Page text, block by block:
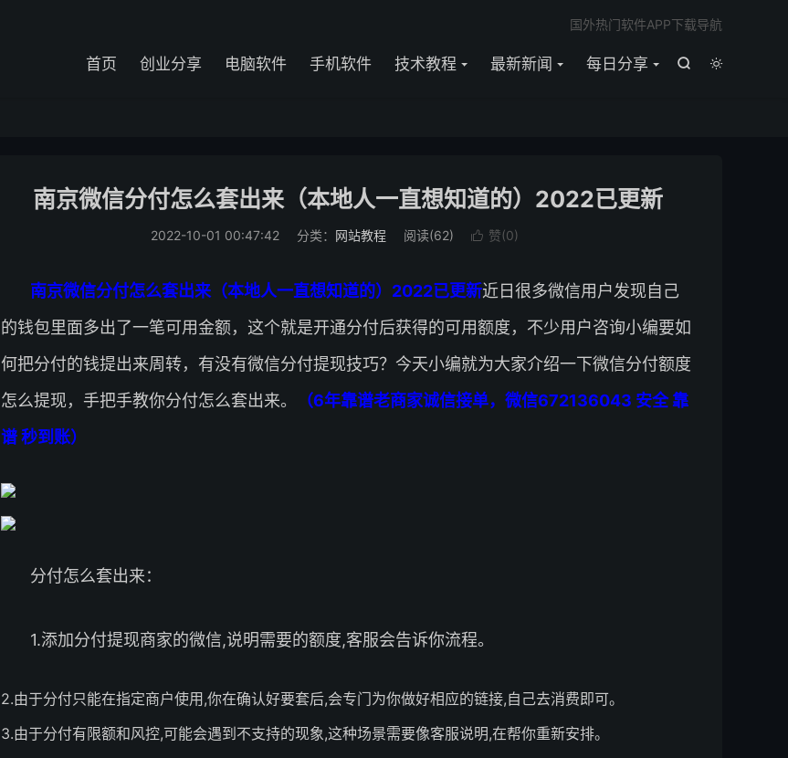


首页 创业分享 电脑软件 手机软件 技术教程 最新新闻 每日分享
国外热门软件APP下载导航
南京微信分付怎么套出来（本地人一直想知道的）2022已更新
2022-10-01 00:47:42 分类： 网站教程 阅读(62)  赞(0)
南京微信分付怎么套出来（本地人一直想知道的）2022已更新近日很多微信用户发现自己
的钱包里面多出了一笔可用金额，这个就是开通分付后获得的可用额度，不少用户咨询小编要如
何把分付的钱提出来周转，有没有微信分付提现技巧？今天小编就为大家介绍一下微信分付额度
怎么提现，手把手教你分付怎么套出来。
（6年靠谱老商家诚信接单，微信672136043 安全 靠
谱 秒到账）
分付怎么套出来：
1.添加分付提现商家的微信,说明需要的额度,客服会告诉你流程。
2.由于分付只能在指定商户使用,你在确认好要套后,会专门为你做好相应的链接,自己去消费即可。
3.由于分付有限额和风控,可能会遇到不支持的现象,这种场景需要像客服说明,在帮你重新安排。